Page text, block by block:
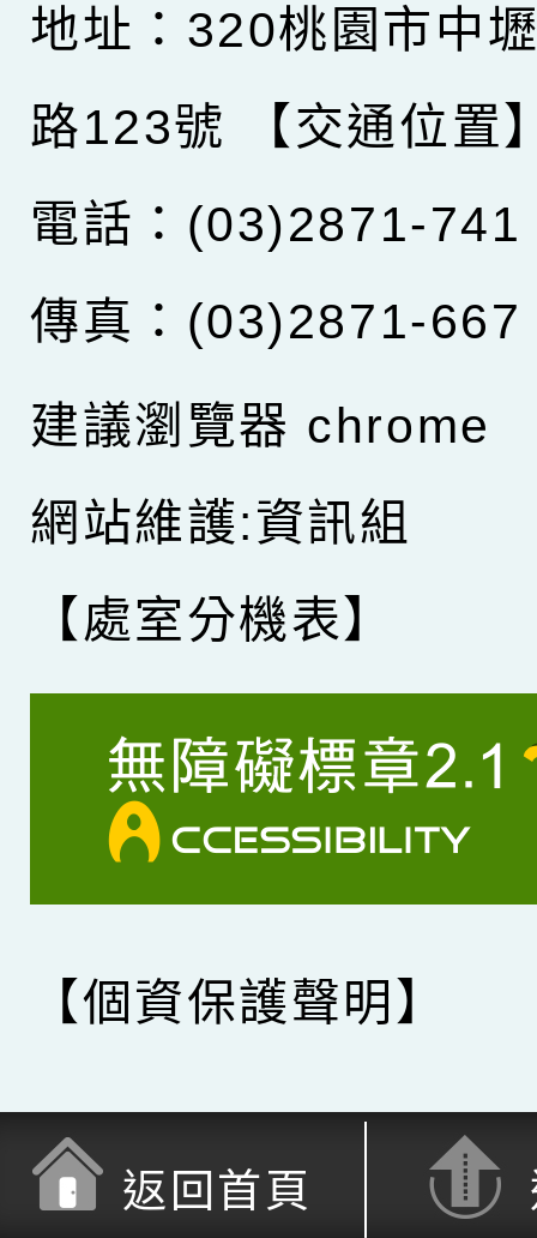
地址：320桃園市中
路123號
【交通位置
電話：(03)2871-741
傳真：(03)2871-667
建議瀏覽器 chrome
網站維護:資訊組
【處室分機表】
【個資保護聲明】
返回首頁